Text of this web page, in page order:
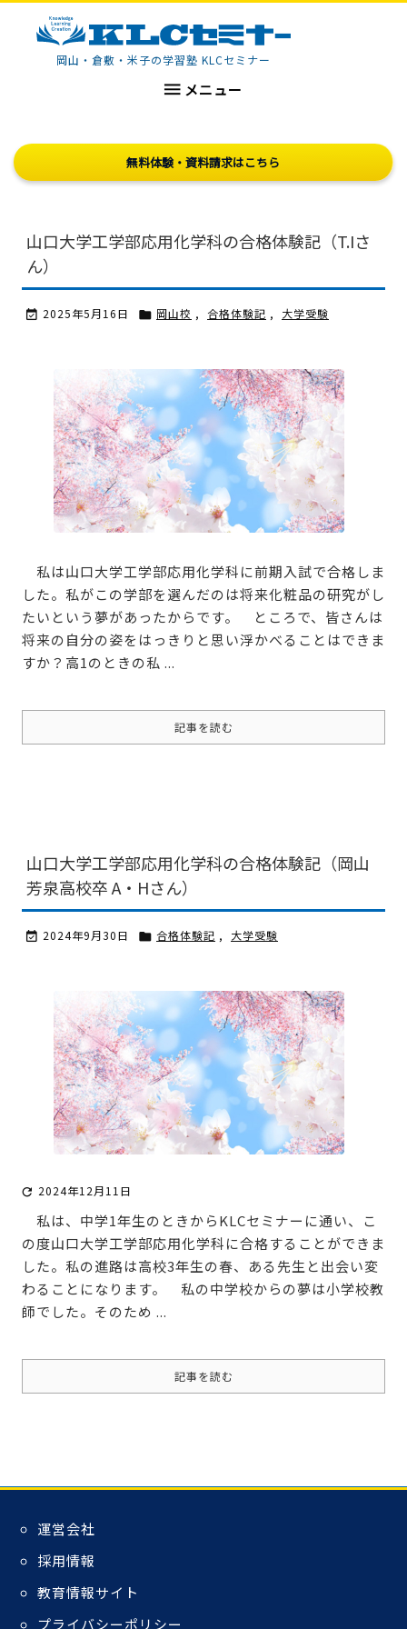
KLCセミナー
岡山・倉敷・米子の学習塾 KLCセミナー
 メニュー
無料体験・資料請求はこちら
山口大学工学部応用化学科の合格体験記（T.Iさ
ん）
 2025年5月16日  岡山校 , 合格体験記 , 大学受験
私は山口大学工学部応用化学科に前期入試で合格しま
した。私がこの学部を選んだのは将来化粧品の研究がし
たいという夢があったからです。
ところで、皆さんは
将来の自分の姿をはっきりと思い浮かべることはできま
すか？高1のときの私 ...
記事を読む
山口大学工学部応用化学科の合格体験記（岡山
芳泉高校卒 A・Hさん）
 2024年9月30日  合格体験記 , 大学受験
 2024年12月11日
私は、中学1年生のときからKLCセミナーに通い、こ
の度山口大学工学部応用化学科に合格することができま
した。私の進路は高校3年生の春、ある先生と出会い変
わることになります。
私の中学校からの夢は小学校教
師でした。そのため ...
記事を読む
運営会社
採用情報
教育情報サイト
プライバシーポリシー